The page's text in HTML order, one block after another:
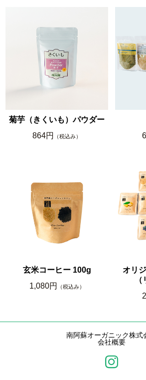
菊芋（きくいも）パウダー
864円
（税込み）
玄米コーヒー 100g
1,080円
（税込み）
オリ
南阿蘇オーガニック株式
会社概要